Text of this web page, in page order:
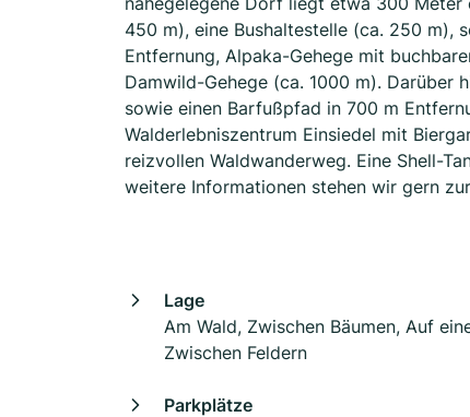
450 m), eine Bushaltestelle (ca. 250 m),
Entfernung, Alpaka-Gehege mit
Damwild-Gehege (ca. 1000 m). Darüber
sowie einen Barfußpfad in 700 m
Walderlebniszentrum Einsiedel mit
reizvollen Waldwanderweg. Eine Shell-
weitere Informationen stehen wir gern
Lage
Am Wald, Zwischen Bäumen, Auf
Zwischen Feldern
Parkplätze